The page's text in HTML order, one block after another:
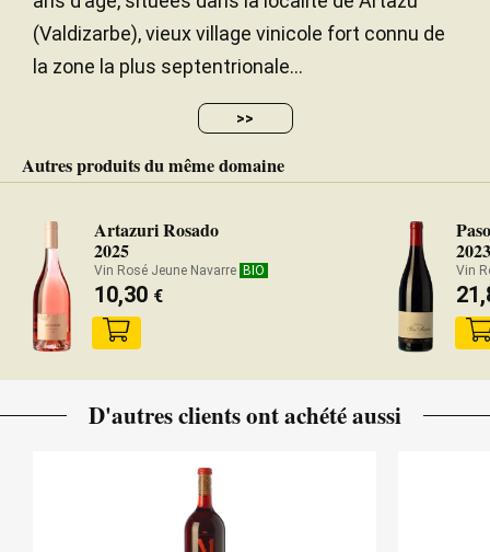
(Valdizarbe), vieux village vinicole fort connu de
la zone la plus septentrionale...
>>
Autres produits du même domaine
Artazuri Rosado
2025
Vin Rosé Jeune Navarre BIO
10,30 €
Vin
D'autres clients ont achété aussi